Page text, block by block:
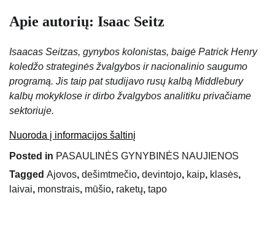
Apie autorių: Isaac Seitz
Isaacas Seitzas, gynybos kolonistas, baigė Patrick Henry
koledžo strateginės žvalgybos ir nacionalinio saugumo
programą. Jis taip pat studijavo rusų kalbą Middlebury
kalbų mokyklose ir dirbo žvalgybos analitiku privačiame
sektoriuje.
Nuoroda į informacijos šaltinį
Posted in PASAULINĖS GYNYBINĖS NAUJIENOS
Tagged Ajovos, dešimtmečio, devintojo, kaip, klasės,
laivai, monstrais, mūšio, raketų, tapo